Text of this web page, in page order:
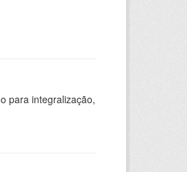
para integralização,